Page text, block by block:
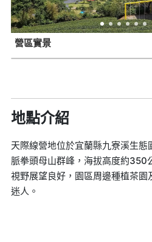
營區實景
地點介紹
天際線營地位於宜蘭縣九寮溪生
脈拳頭母山群峰，海拔高度約350
視野展望良好，園區周邊種植茶
迷人。